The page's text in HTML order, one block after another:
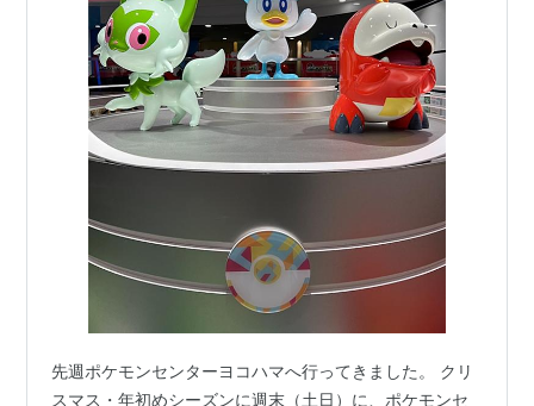
先週ポケモンセンターヨコハマへ行ってきました。 クリ
スマス・年初めシーズンに週末（土日）に、ポケモンセ